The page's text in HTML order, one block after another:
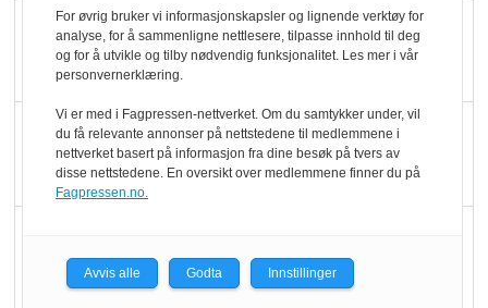
Slik opprettholdes
ølsalget
Færre varer, men fulle
hyller
For øvrig bruker vi informasjonskapsler og lignende verktøy for
analyse, for å sammenligne nettlesere, tilpasse innhold til deg
og for å utvikle og tilby nødvendig funksjonalitet. Les mer i vår
personvernerklæring.
Vi er med i Fagpressen-nettverket. Om du samtykker under, vil
du få relevante annonser på nettstedene til medlemmene i
nettverket basert på informasjon fra dine besøk på tvers av
disse nettstedene. En oversikt over medlemmene finner du på
Fagpressen.no.
Avvis alle Godta Innstillinger